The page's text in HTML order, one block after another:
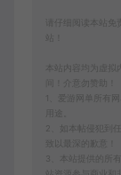
请仔细阅读本站
本站内容均为虚
间！介意勿赞助！
1、爱游网单所有
2、如本帖侵犯到
致以最深的歉意！
3、本站提供的所